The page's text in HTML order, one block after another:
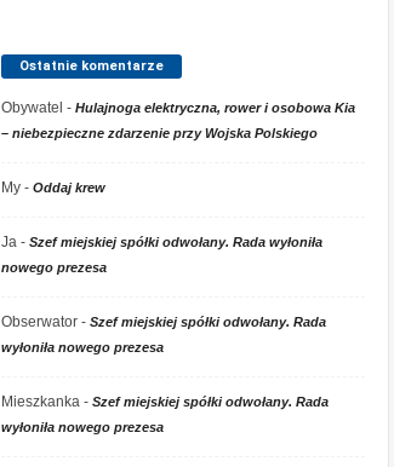
Ostatnie komentarze
Obywatel - Hulajnoga elektryczna, rower i osobowa Kia
– niebezpieczne zdarzenie przy Wojska Polskiego
My- Oddaj krew
Ja- Szef miejskiej spółki odwołany. Rada wyłoniła
nowego prezesa
Obserwator- Szef miejskiej spółki odwołany. Rada
wyłoniła nowego prezesa
Mieszkanka- Szef miejskiej spółki odwołany. Rada
wyłoniła nowego prezesa